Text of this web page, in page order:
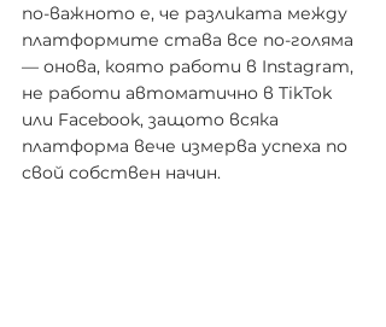
по-важното е, че разликата между
платформите става все по-голяма
— онова, която работи в Instagram,
не работи автоматично в TikTok
или Facebook, защото всяка
платформа вече измерва успеха по
свой собствен начин.